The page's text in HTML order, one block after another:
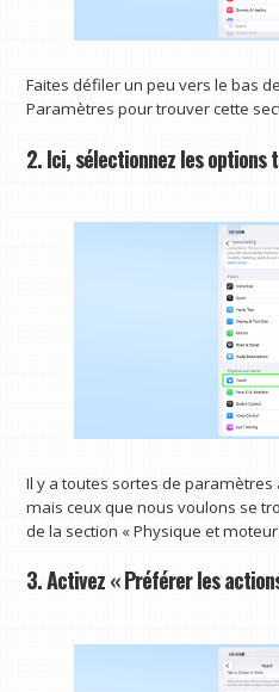
Faites défiler un peu vers le bas
Paramètres pour trouver cette
2. Ici, sélectionnez les options
Il y a toutes sortes de paramètres
mais ceux que nous voulons se
de la section « Physique et moteur
3. Activez « Préférer les